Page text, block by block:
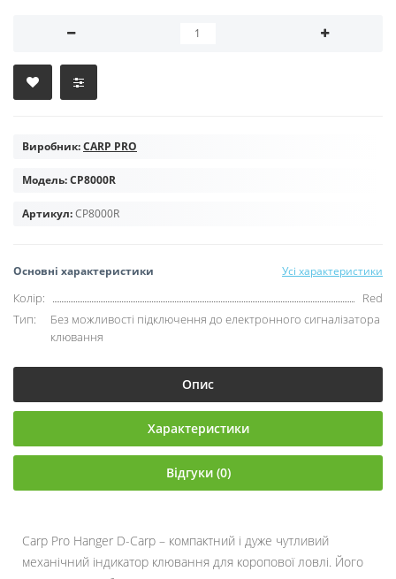
Виробник:CARP PRO
Модель:CP8000R
Артикул:CP8000R
Основні характеристики Усі характеристики
Колір:
Red
Тип:
Без можливості підключення до електронного сигналізатора
клювання
Опис
Характеристики
Відгуки (0)
Carp Pro Hanger D-Carp – компактний і дуже чутливий
механічний індикатор клювання для коропової ловлі. Його